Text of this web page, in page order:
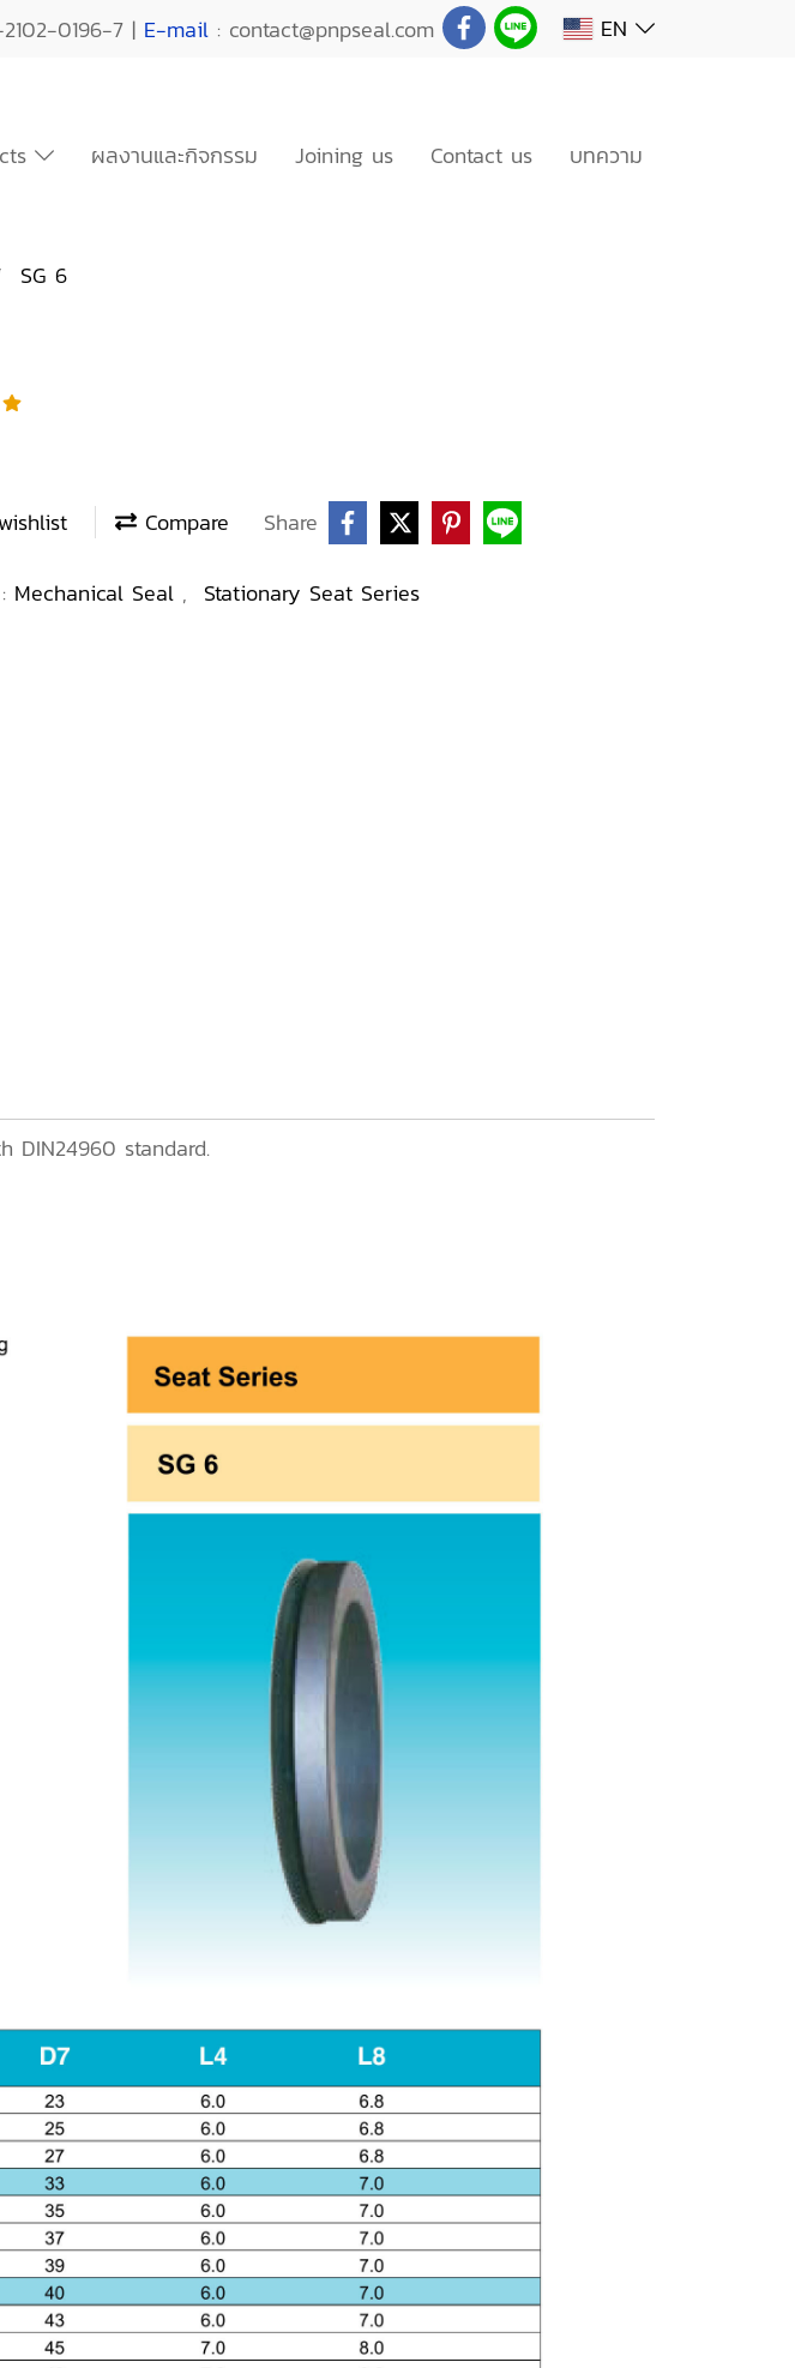
0196-7 | E-mail : contact@pnpseal.com EN
ผลงานและกิจกรรม Joining us Contact us บทความ
SG 6
Compare Share
Mechanical Seal , Stationary Seat Series
DIN24960 standard.